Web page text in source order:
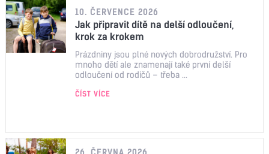
10. ČERVENCE 2026
Jak připravit dítě na delší odloučení,
krok za krokem
Prázdniny jsou plné nových dobrodružství. Pro
mnoho dětí ale znamenají také první delší
odloučení od rodičů – třeba ...
ČÍST VÍCE